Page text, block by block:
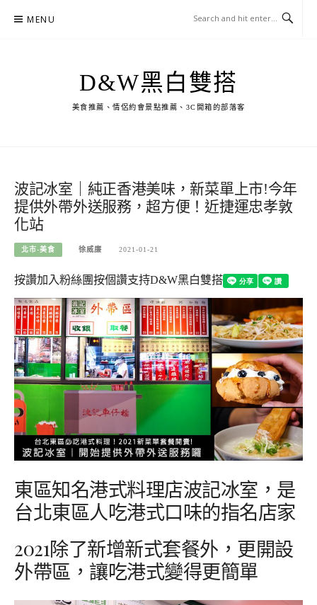
MENU
D&W黑白雙搭
美食推薦、情侶約會景點推薦、3C開箱的部落客
波記冰室｜純正香港美味，新菜單上市!今年
提供外帶外送服務，超方便！近捷運忠孝敦
化站
北市-美食 徐威廉 2021-01-21
按讚加入粉絲團按個讚支持D&W黑白雙搭
東區知名港式料理店波記冰室，是
台北東區人吃港式口味的指名店家
2021除了新增新式套餐外，更開設
外帶區，讓吃港式變得更簡單